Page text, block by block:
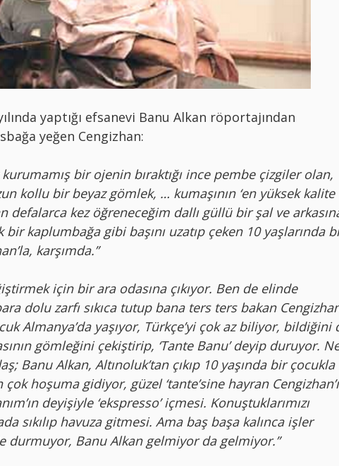
yaptığı efsanevi Banu Alkan röportajından
yeğen Cengizhan:
bir ojenin bıraktığı ince pembe çizgiler olan,
kollu bir beyaz gömlek, … kumaşının ‘en yüksek kalite
defalarca kez öğreneceğim dallı güllü bir şal ve
bir kaplumbağa gibi başını uzatıp çeken 10 yaşlarında
karşımda.”
için bir ara odasına çıkıyor. Ben de elinde
dolu zarfı sıkıca tutup bana ters ters bakan
Almanya’da yaşıyor, Türkçe’yi çok az biliyor, bildiğini
gömleğini çekiştirip, ‘Tante Banu’ deyip duruyor.
Banu Alkan, Altınoluk’tan çıkıp 10 yaşında bir çocukla
hoşuma gidiyor, güzel ‘tante’sine hayran
deyişiyle ‘ekspresso’ içmesi. Konuştuklarımızı
sıkılıp havuza gitmesi. Ama baş başa kalınca işler
durmuyor, Banu Alkan gelmiyor da gelmiyor.”